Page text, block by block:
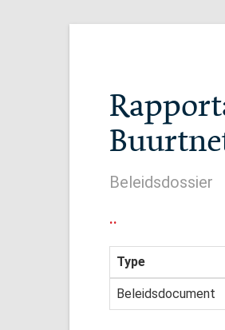
Beleidsdossier
..
Type
Beleidsdocument